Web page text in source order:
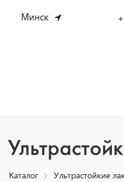
Минск
Каталог Ультрастойкие